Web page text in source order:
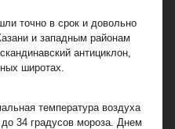
точно в срок и довольно
и западным районам
антициклон,
широтах.
температура воздуха
34 градусов мороза. Днем